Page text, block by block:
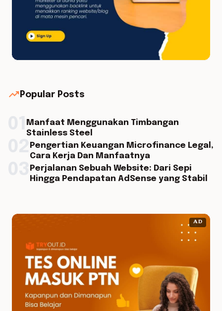
trending_up Popular Posts
Manfaat Menggunakan Timbangan
Stainless Steel
Pengertian Keuangan Microfinance Legal,
Cara Kerja Dan Manfaatnya
Perjalanan Sebuah Website: Dari Sepi
Hingga Pendapatan AdSense yang Stabil
AD